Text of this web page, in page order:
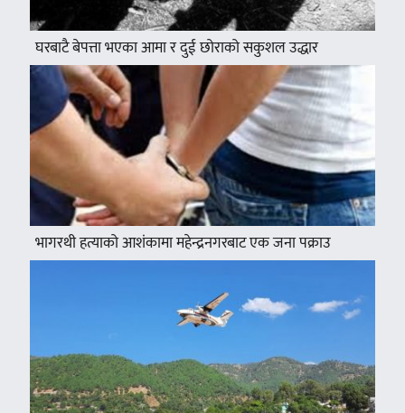
घरबाटै बेपत्ता भएका आमा र दुई छोराको सकुशल उद्धार
भागरथी हत्याको आशंकामा महेन्द्रनगरबाट एक जना पक्राउ